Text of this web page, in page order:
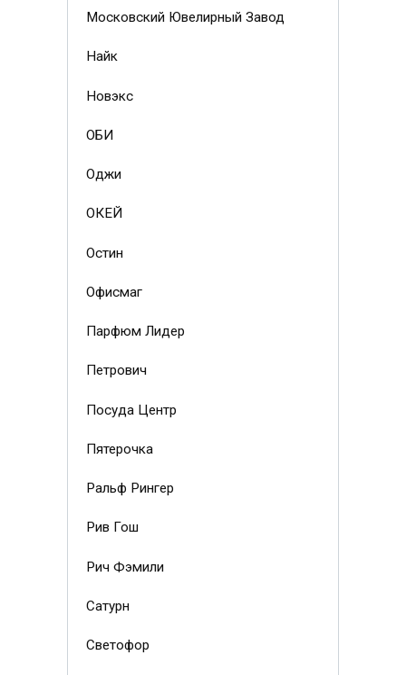
Московский Ювелирный Завод
Найк
Новэкс
ОБИ
Оджи
ОКЕЙ
Остин
Офисмаг
Парфюм Лидер
Петрович
Посуда Центр
Пятерочка
Ральф Рингер
Рив Гош
Рич Фэмили
Сатурн
Светофор